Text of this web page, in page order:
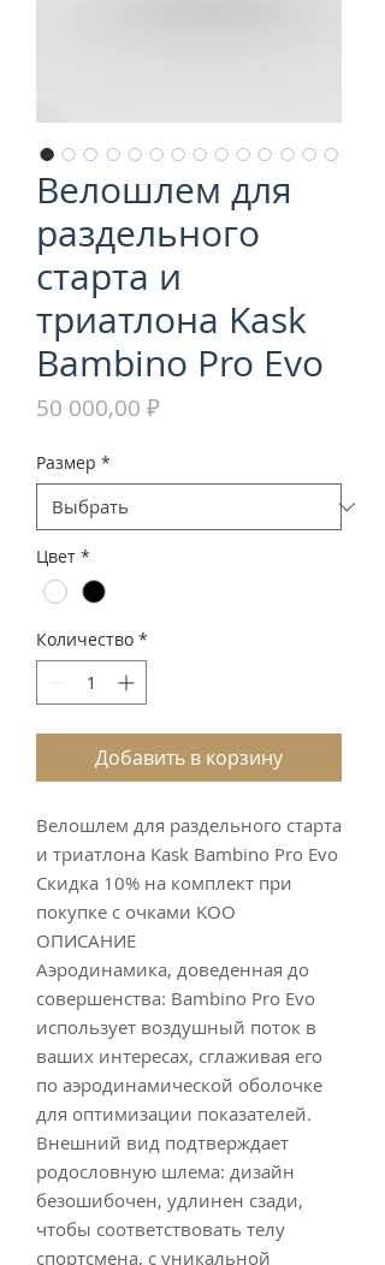
Велошлем для
раздельного
старта и
триатлона Kask
Bambino Pro Evo
50 000,00 ₽Цена
Размер *
Цвет *
Количество *
Добавить в корзину
Велошлем для раздельного старта
и триатлона Kask Bambino Pro Evo
Скидка 10% на комплект при
покупке с очками KOO
ОПИСАНИЕ
Аэродинамика, доведенная до
совершенства: Bambino Pro Evo
использует воздушный поток в
ваших интересах, сглаживая его
по аэродинамической оболочке
для оптимизации показателей.
Внешний вид подтверждает
родословную шлема: дизайн
безошибочен, удлинен сзади,
чтобы соответствовать телу
спортсмена, с уникальной